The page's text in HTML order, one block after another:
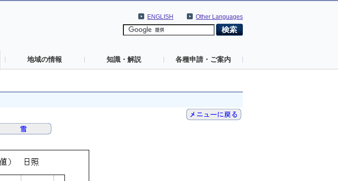
Other Languages
ENGLISH
地域の情報 知識・解説 各種申請・ご案内